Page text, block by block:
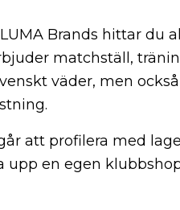
Brands hittar du
matchställ,
väder, men
att profilera med
upp en egen